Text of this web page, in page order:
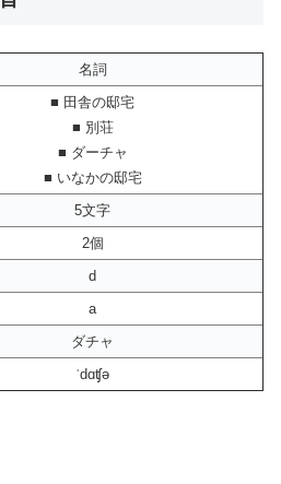
名詞
■ 田舎の邸宅
■ 別荘
■ ダーチャ
■ いなかの邸宅
5文字
2個
d
a
ダチャ
ˈdɑʧə